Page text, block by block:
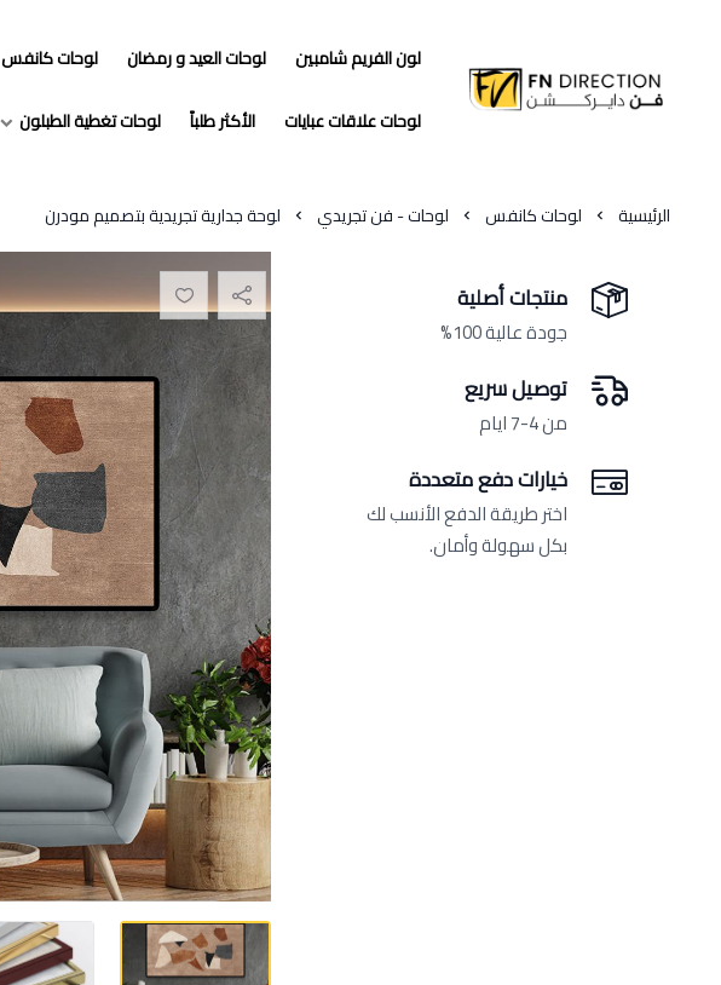
فن دايركشن
لون الفريم شامبين لوحات العيد و رمضان لوحات كانفس
لوحات علاقات عبايات
الأكثر طلباً لوحات تغطية الطبلون
الرئيسية لوحات كانفس لوحات - فن تجريدي لوحة جدارية تجريدية بتصميم مودرن
منتجات أصلية
جودة عالية 100%
توصيل سريع
من 4-7 ايام
خيارات دفع متعددة
اختر طريقة الدفع الأنسب لك
بكل سهولة وأمان.